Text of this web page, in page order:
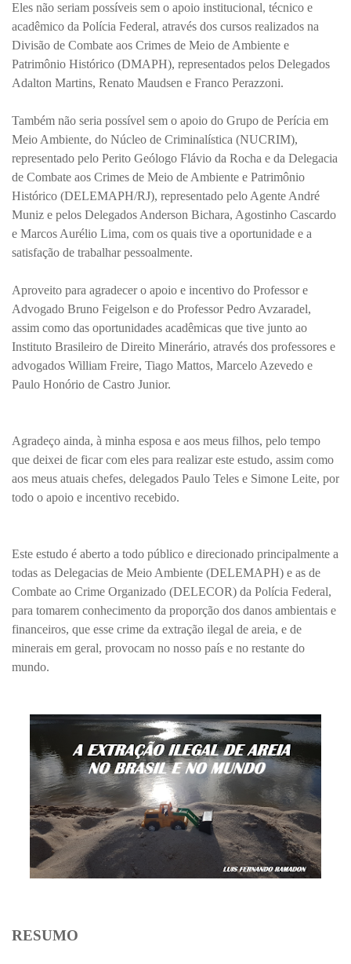
Eles não seriam possíveis sem o apoio institucional, técnico e
acadêmico da Polícia Federal, através dos cursos realizados na
Divisão de Combate aos Crimes de Meio de Ambiente e
Patrimônio Histórico (DMAPH), representados pelos Delegados
Adalton Martins, Renato Maudsen e Franco Perazzoni.
Também não seria possível sem o apoio do Grupo de Perícia em
Meio Ambiente, do Núcleo de Criminalística (NUCRIM),
representado pelo Perito Geólogo Flávio da Rocha e da Delegacia
de Combate aos Crimes de Meio de Ambiente e Patrimônio
Histórico (DELEMAPH/RJ), representado pelo Agente André
Muniz e pelos Delegados Anderson Bichara, Agostinho Cascardo
e Marcos Aurélio Lima, com os quais tive a oportunidade e a
satisfação de trabalhar pessoalmente.
Aproveito para agradecer o apoio e incentivo do Professor e
Advogado Bruno Feigelson e do Professor Pedro Avzaradel,
assim como das oportunidades acadêmicas que tive junto ao
Instituto Brasileiro de Direito Minerário, através dos professores e
advogados William Freire, Tiago Mattos, Marcelo Azevedo e
Paulo Honório de Castro Junior.
Agradeço ainda, à minha esposa e aos meus filhos, pelo tempo
que deixei de ficar com eles para realizar este estudo, assim como
aos meus atuais chefes, delegados Paulo Teles e Simone Leite, por
todo o apoio e incentivo recebido.
Este estudo é aberto a todo público e direcionado principalmente a
todas as Delegacias de Meio Ambiente (DELEMAPH) e as de
Combate ao Crime Organizado (DELECOR) da Polícia Federal,
para tomarem conhecimento da proporção dos danos ambientais e
financeiros, que esse crime da extração ilegal de areia, e de
minerais em geral, provocam no nosso país e no restante do
mundo.
RESUMO